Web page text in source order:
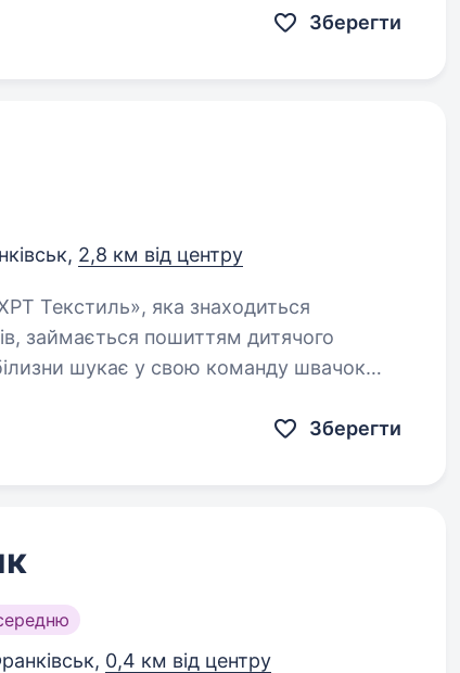
— у нас…
Зберегти
2,8 км від центру
займається пошиттям дитячого
шукає у свою команду швачок
Зберегти
0,4 км від центру